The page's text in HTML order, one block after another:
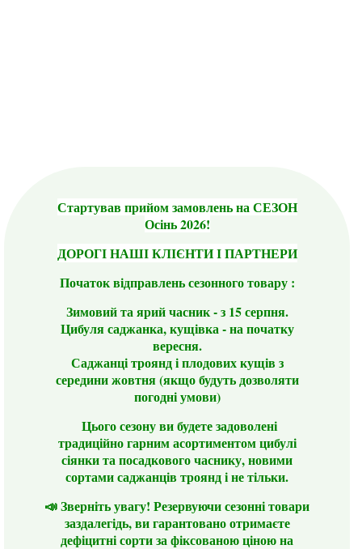
Стартував прийом замовлень на СЕЗОН
Осінь 2026!
ДОРОГІ НАШІ КЛІЄНТИ І ПАРТНЕРИ
Початок відправлень сезонного товару :
Зимовий та ярий часник - з 15 серпня.
Цибуля саджанка, кущівка - на початку
вересня.
Саджанці троянд і плодових кущів з
середини жовтня (якщо будуть дозволяти
погодні умови)
Цього сезону ви будете задоволені
традиційно гарним асортиментом цибулі
сіянки та посадкового часнику, новими
сортами саджанців троянд і не тільки.
📣 Зверніть увагу! Резервуючи сезонні товари
заздалегідь, ви гарантовано отримаєте
дефіцитні сорти за фіксованою ціною на